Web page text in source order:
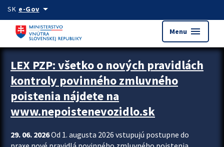
Preskocit na hlavný obsah
SK e-Govarrow_drop_down
Menu menu
Zastavit automatický posun upútavok
LEX PZP: všetko o nových pravidlách
kontroly povinného zmluvného
poistenia nájdete na
www.nepoistenevozidlo.sk
29. 06. 2026Od 1. augusta 2026 vstupujú postupne do